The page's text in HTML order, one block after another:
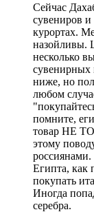
Сейчас
сувениров
курортах.
назойливы.
несколько
сувенирных
ниже, но
любом
помните,
товар НЕ
этому
Египта, как
покупать
Иногда
серебра.